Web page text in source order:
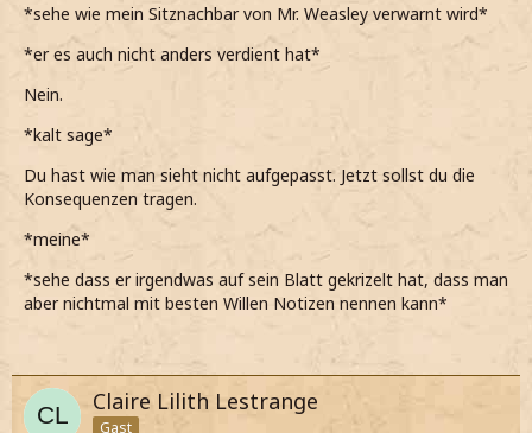
*sehe wie mein Sitznachbar von Mr. Weasley verwarnt wird*
*er es auch nicht anders verdient hat*
Nein.
*kalt sage*
Du hast wie man sieht nicht aufgepasst. Jetzt sollst du die
Konsequenzen tragen.
*meine*
*sehe dass er irgendwas auf sein Blatt gekrizelt hat, dass man
aber nichtmal mit besten Willen Notizen nennen kann*
Claire Lilith Lestrange
Gast